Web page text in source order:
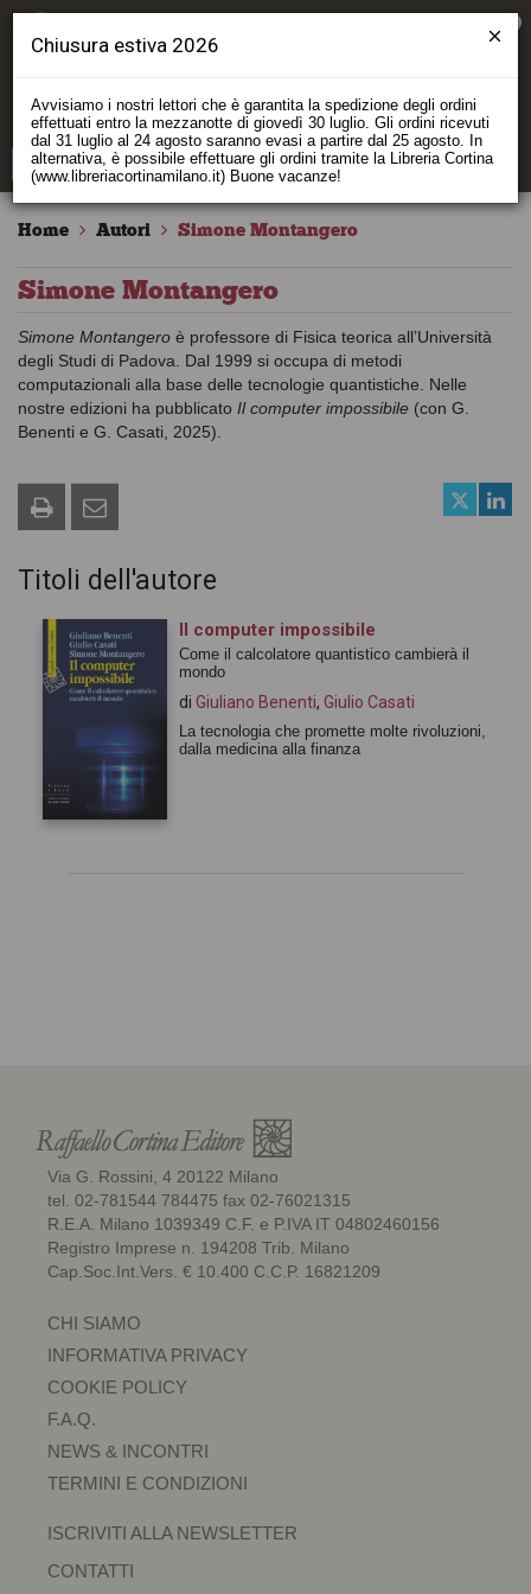
Home Autori Simone Montangero
Simone Montangero
Simone Montangero è professore di Fisica teorica all’Università
degli Studi di Padova. Dal 1999 si occupa di metodi
computazionali alla base delle tecnologie quantistiche. Nelle
nostre edizioni ha pubblicato Il computer impossibile (con G.
Benenti e G. Casati, 2025).
Titoli dell'autore
Il computer impossibile
Come il calcolatore quantistico cambierà il
mondo
di Giuliano Benenti, Giulio Casati
La tecnologia che promette molte rivoluzioni,
dalla medicina alla finanza
Via G. Rossini, 4 20122 Milano
tel. 02-781544 784475 fax 02-76021315
R.E.A. Milano 1039349 C.F. e P.IVA IT 04802460156
Registro Imprese n. 194208 Trib. Milano
Cap.Soc.Int.Vers. € 10.400 C.C.P. 16821209
CHI SIAMO
INFORMATIVA PRIVACY
COOKIE POLICY
F.A.Q.
NEWS & INCONTRI
TERMINI E CONDIZIONI
ISCRIVITI ALLA NEWSLETTER
CONTATTI
Chiusura estiva 2026
Avvisiamo i nostri lettori che è garantita la spedizione degli ordini
effettuati entro la mezzanotte di giovedì 30 luglio. Gli ordini ricevuti
dal 31 luglio al 24 agosto saranno evasi a partire dal 25 agosto. In
alternativa, è possibile effettuare gli ordini tramite la Libreria Cortina
(www.libreriacortinamilano.it) Buone vacanze!